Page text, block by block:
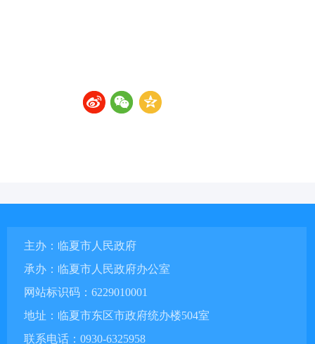
主办：临夏市人民政府
承办：临夏市人民政府办公室
网站标识码：6229010001
地址：临夏市东区市政府统办楼504室
联系电话：0930-6325958